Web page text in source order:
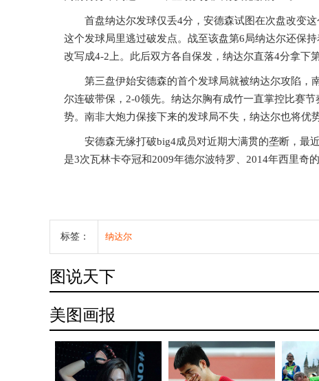
首盘纳达尔发球仅丢4分，安德森试图在次盘改变
这个发球局里逃过破发点。战至该盘第6局纳达尔还保
改写成4-2上。此后双方各自保发，纳达尔直落4分拿下
第三盘伊始安德森的首个发球局就被纳达尔攻陷，
尔连破带保，2-0领先。纳达尔胸有成竹一直掌控比赛
势。南非大炮力保接下来的发球局不失，纳达尔也将优
安德森无缘打破big4成员对近期大满贯的垄断，最
是3次瓦林卡夺冠和2009年德尔波特罗、2014年西里奇的
标签： 纳达尔
图说天下
美图画报